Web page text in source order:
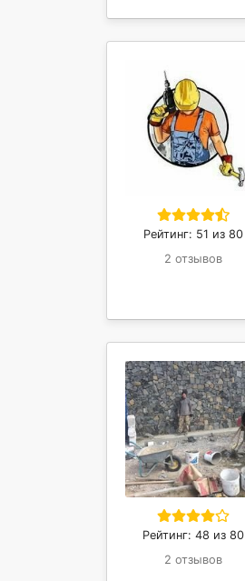
Рейтинг: 51 из 80
2 отзывов
Рейтинг: 48 из 80
2 отзывов